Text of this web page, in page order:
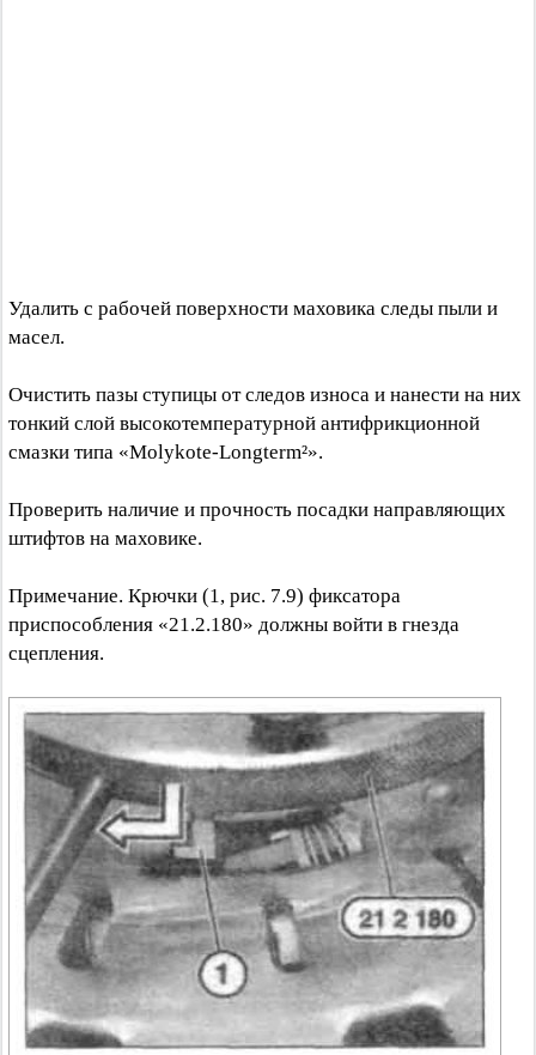
Удалить с рабочей поверхности маховика следы пыли и
масел.
Очистить пазы ступицы от следов износа и нанести на них
тонкий слой высокотемпературной антифрикционной
смазки типа «Molykote-Longterm²».
Проверить наличие и прочность посадки направляющих
штифтов на маховике.
Примечание. Крючки (1, рис. 7.9) фиксатора
приспособления «21.2.180» должны войти в гнезда
сцепления.